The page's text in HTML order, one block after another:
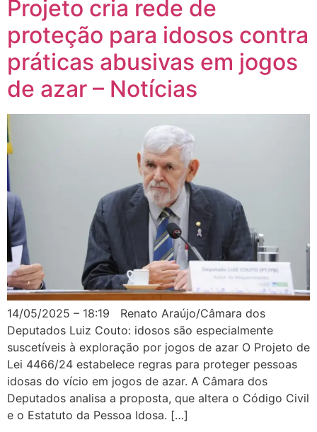
Projeto cria rede de
proteção para idosos contra
práticas abusivas em jogos
de azar – Notícias
14/05/2025 – 18:19 Renato Araújo/Câmara dos
Deputados Luiz Couto: idosos são especialmente
suscetíveis à exploração por jogos de azar O Projeto de
Lei 4466/24 estabelece regras para proteger pessoas
idosas do vício em jogos de azar. A Câmara dos
Deputados analisa a proposta, que altera o Código Civil
e o Estatuto da Pessoa Idosa. […]